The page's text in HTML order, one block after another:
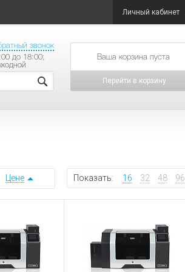
Личный кабинет
звонок
до 18:00;
товаров на сумму
Перейти в корзину
Показать: 16 32 48 96
Цене